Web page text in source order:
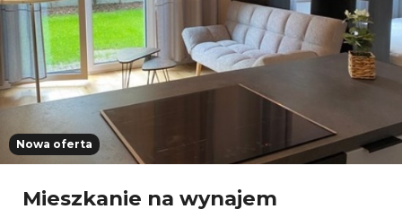
Nowa oferta
Mieszkanie na wynajem